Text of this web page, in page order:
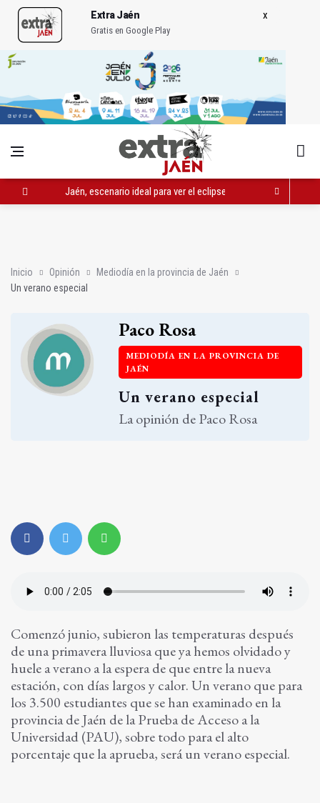
Extra Jaén
Gratis en Google Play
Jaén, escenario ideal para ver el eclipse solar del 12 de agosto
Inicio Opinión
Mediodía en la provincia de Jaén
Un verano especial
Paco Rosa
MEDIODÍA EN LA PROVINCIA DE
JAÉN
Un verano especial
La opinión de Paco Rosa
Comenzó junio, subieron las temperaturas después
de una primavera lluviosa que ya hemos olvidado y
huele a verano a la espera de que entre la nueva
estación, con días largos y calor. Un verano que para
los 3.500 estudiantes que se han examinado en la
provincia de Jaén de la Prueba de Acceso a la
Universidad (PAU), sobre todo para el alto
porcentaje que la aprueba, será un verano especial.